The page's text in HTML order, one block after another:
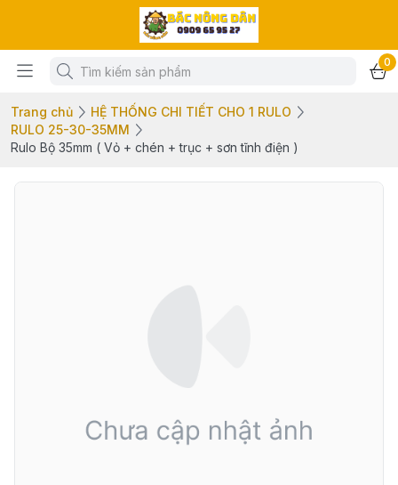
0
Trang chủ
HỆ THỐNG CHI TIẾT CHO 1 RULO
RULO 25-30-35MM
Rulo Bộ 35mm ( Vỏ + chén + trục + sơn tĩnh điện )